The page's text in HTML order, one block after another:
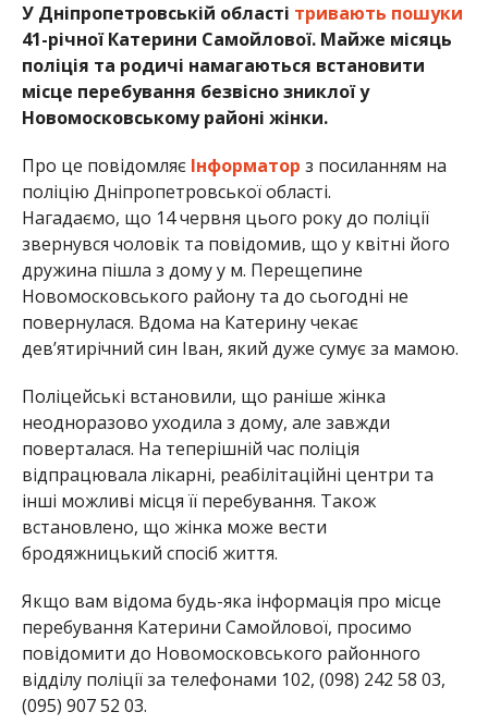
У Дніпропетровській області тривають пошуки
41-річної Катерини Самойлової. Майже місяць
поліція та родичі намагаються встановити
місце перебування безвісно зниклої у
Новомосковському районі жінки.
Про це повідомляє Інформатор з посиланням на
поліцію Дніпропетровської області.
Нагадаємо, що 14 червня цього року до поліції
звернувся чоловік та повідомив, що у квітні його
дружина пішла з дому у м. Перещепине
Новомосковського району та до сьогодні не
повернулася. Вдома на Катерину чекає
дев’ятирічний син Іван, який дуже сумує за мамою.
Поліцейські встановили, що раніше жінка
неодноразово уходила з дому, але завжди
поверталася. На теперішній час поліція
відпрацювала лікарні, реабілітаційні центри та
інші можливі місця її перебування. Також
встановлено, що жінка може вести
бродяжницький спосіб життя.
Якщо вам відома будь-яка інформація про місце
перебування Катерини Самойлової, просимо
повідомити до Новомосковського районного
відділу поліції за телефонами 102, (098) 242 58 03,
(095) 907 52 03.